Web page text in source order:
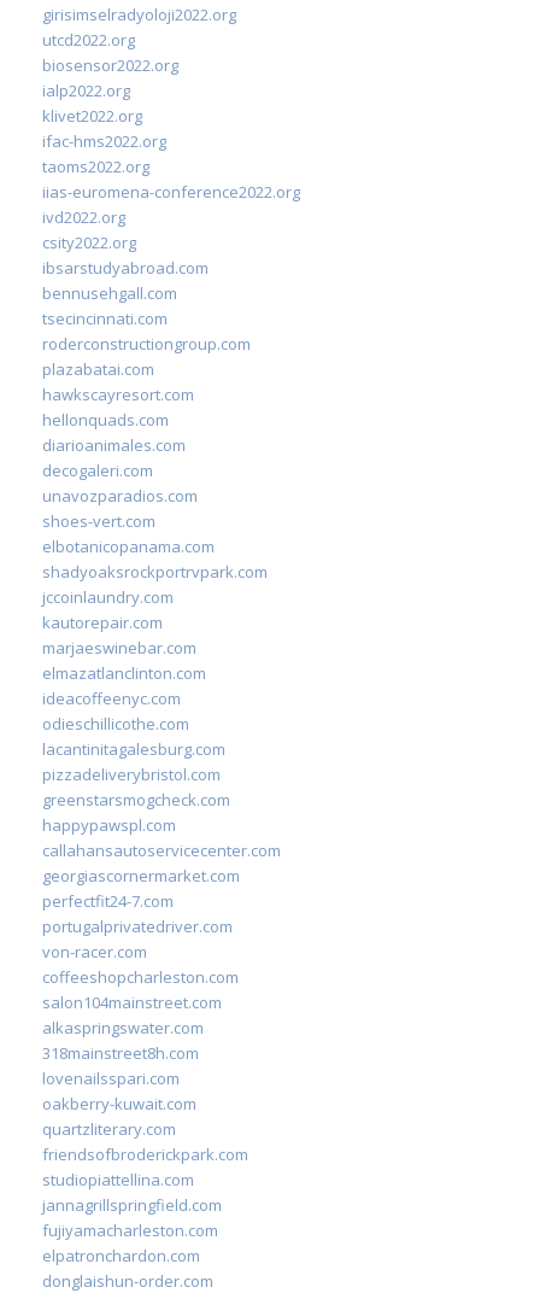
girisimselradyoloji2022.org
utcd2022.org
biosensor2022.org
ialp2022.org
klivet2022.org
ifac-hms2022.org
taoms2022.org
iias-euromena-conference2022.org
ivd2022.org
csity2022.org
ibsarstudyabroad.com
bennusehgall.com
tsecincinnati.com
roderconstructiongroup.com
plazabatai.com
hawkscayresort.com
hellonquads.com
diarioanimales.com
decogaleri.com
unavozparadios.com
shoes-vert.com
elbotanicopanama.com
shadyoaksrockportrvpark.com
jccoinlaundry.com
kautorepair.com
marjaeswinebar.com
elmazatlanclinton.com
ideacoffeenyc.com
odieschillicothe.com
lacantinitagalesburg.com
pizzadeliverybristol.com
greenstarsmogcheck.com
happypawspl.com
callahansautoservicecenter.com
georgiascornermarket.com
perfectfit24-7.com
portugalprivatedriver.com
von-racer.com
coffeeshopcharleston.com
salon104mainstreet.com
alkaspringswater.com
318mainstreet8h.com
lovenailsspari.com
oakberry-kuwait.com
quartzliterary.com
friendsofbroderickpark.com
studiopiattellina.com
jannagrillspringfield.com
fujiyamacharleston.com
elpatronchardon.com
donglaishun-order.com